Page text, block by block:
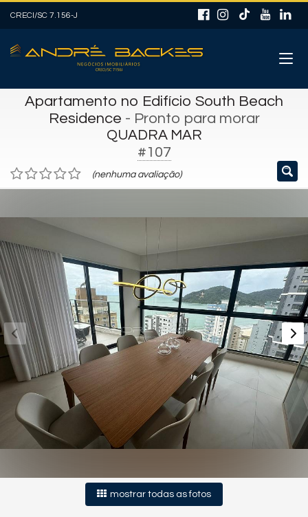
CRECI/SC 7.156-J
Apartamento no Edifício South Beach
Residence - Pronto para morar
QUADRA MAR
#107
(nenhuma avaliação)
mostrar todas as fotos